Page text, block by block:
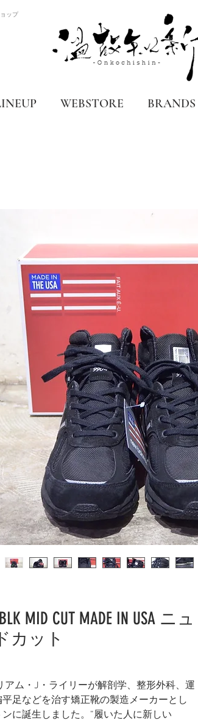
ップ
WEBSTORE BRANDS
MID CUT MADE IN USA ニュ
カット
ム・J・ライリーが解剖学、整形外科、運
足などを治す矯正靴の製造メーカーとし
に誕生しました。”履いた人に新しい